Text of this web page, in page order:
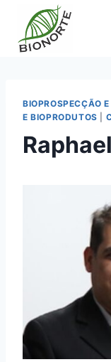
BIOPROSPECÇÃO
E BIOPRODUTOS